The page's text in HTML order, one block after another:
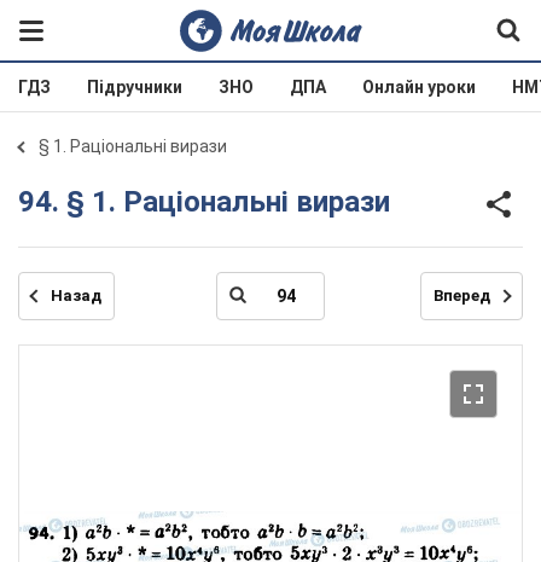
ГДЗ Підручники ЗНО ДПА Онлайн уроки
§ 1. Раціональні вирази
94. § 1. Раціональні вирази
Назад Вперед